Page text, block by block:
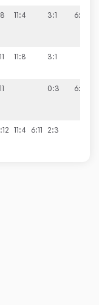
11:4 3:1 6:3
11:8 3:1
0:3 6:4
11:4 6:11 2:3